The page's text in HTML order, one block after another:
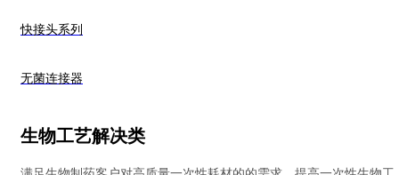
快接头系列
无菌连接器
生物工艺解决类